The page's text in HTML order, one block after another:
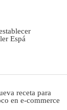
Espá
receta para
en e-commerce